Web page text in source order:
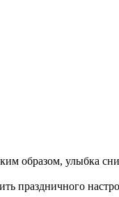
образом, улыбка
праздничного